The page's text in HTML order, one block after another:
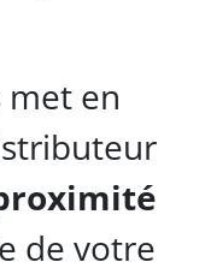
met en
de votre